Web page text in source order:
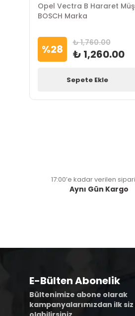
Opel Vectra B Hararet
BOSCH Marka
%28 ₺ 1,760.00
₺ 1,260.00
Sepete Ekle
17:00’e kadar verilen
Aynı Gün Kargo
E-Bülten Abonelik
Bültenimize abone olarak
kampanyalarımızdan ilk